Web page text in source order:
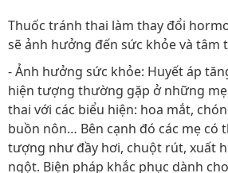
Thuốc tránh thai làm thay đổi
sẽ ảnh hưởng đến sức khỏe và tâm
- Ảnh hưởng sức khỏe: Huyết áp
hiện tượng thường gặp ở những
thai với các biểu hiện: hoa mắt,
buồn nôn… Bên cạnh đó các mẹ có
tượng như đầy hơi, chuột rút, xuất
ngột. Biện pháp khắc phục dành